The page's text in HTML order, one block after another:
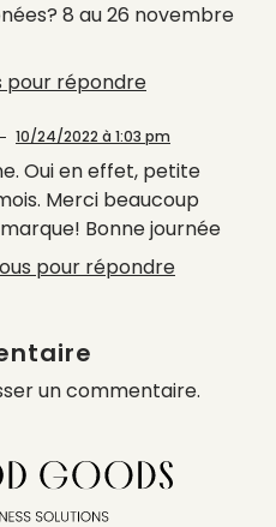
8 au 26 novembre
pour répondre
10/24/2022 à 1:03 pm
Oui en effet, petite
Merci beaucoup
Bonne journée
pour répondre
un commentaire.